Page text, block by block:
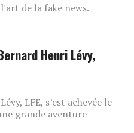
de la fake news.
Henri Lévy,
LFE, s’est achevée le
grande aventure